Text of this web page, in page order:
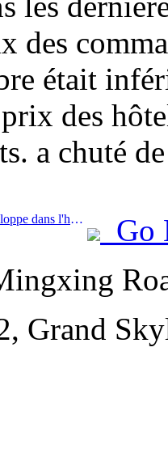
des
était
des
a chuté
Prev:Silversea Cruises se développe dans l'hôtellerie
Go
Grand